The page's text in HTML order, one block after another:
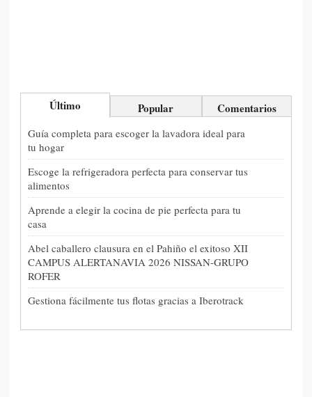
Último Popular Comentarios
Guía completa para escoger la lavadora ideal para
tu hogar
Escoge la refrigeradora perfecta para conservar tus
alimentos
Aprende a elegir la cocina de pie perfecta para tu
casa
Abel caballero clausura en el Pahiño el exitoso XII
CAMPUS ALERTANAVIA 2026 NISSAN-GRUPO
ROFER
Gestiona fácilmente tus flotas gracias a Iberotrack